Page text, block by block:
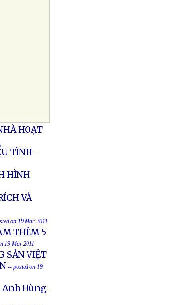
HOẠT
TÌNH --
HÌNH
VÀ
on 19 Mar 2011
THÊM 5
19 Mar 2011
SẢN VIỆT
-- posted on 19
Anh Hùng -